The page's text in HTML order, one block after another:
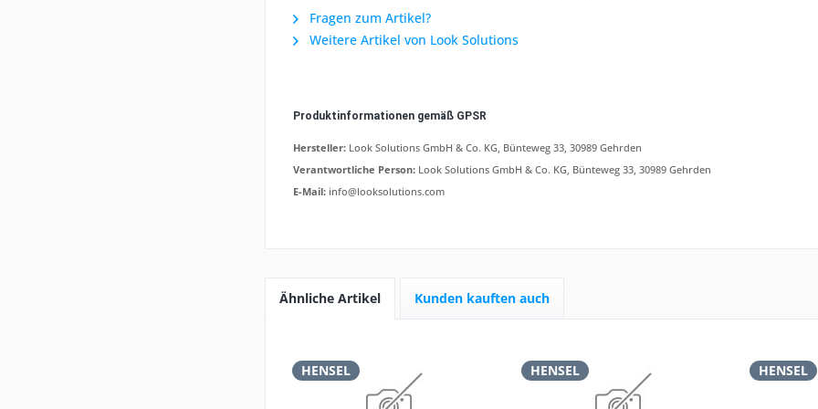
Fragen zum Artikel?
Weitere Artikel von Look Solutions
Produktinformationen gemäß GPSR
Hersteller: Look Solutions GmbH & Co. KG, Bünteweg 33, 30989 Gehrden
Verantwortliche Person: Look Solutions GmbH & Co. KG, Bünteweg 33, 30989 Gehrden
E-Mail: info@looksolutions.com
Ähnliche Artikel Kunden kauften auch
HENSEL HENSEL HENSEL